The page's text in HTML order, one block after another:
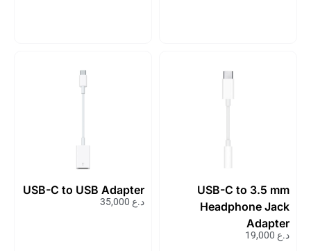
USB-C to 3.5 mm
Headphone Jack
Adapter
د.ع
USB-C to USB Adapter
د.ع